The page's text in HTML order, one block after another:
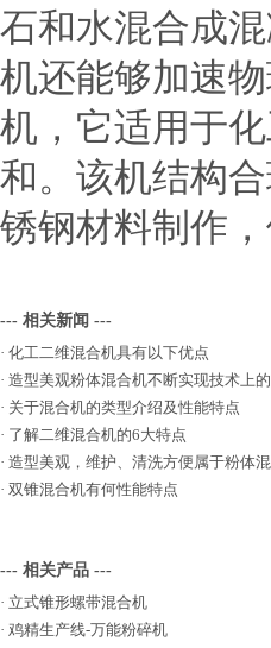
石和水混合成
机还能够加速
机，它适用于
和。该机结构
锈钢材料制作
--- 相关新闻 ---
· 化工二维混合机具有以下优点
· 造型美观粉体混合机不断实现技术上
· 关于混合机的类型介绍及性能特点
· 了解二维混合机的6大特点
· 造型美观，维护、清洗方便属于粉体
· 双锥混合机有何性能特点
--- 相关产品 ---
· 立式锥形螺带混合机
· 鸡精生产线-万能粉碎机